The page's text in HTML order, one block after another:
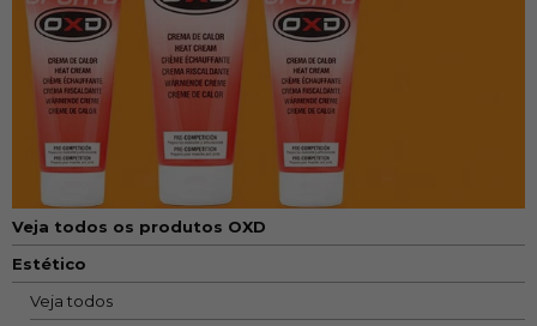
Veja todos os produtos OXD
Estético
Veja todos